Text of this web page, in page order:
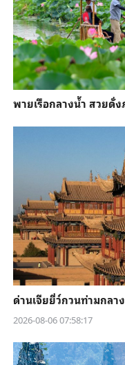
พายเรือกลางน้ำ สวยดั่
ด่านเจียยี่ว์กวนท่ามกล
2026-08-06 07:58:17